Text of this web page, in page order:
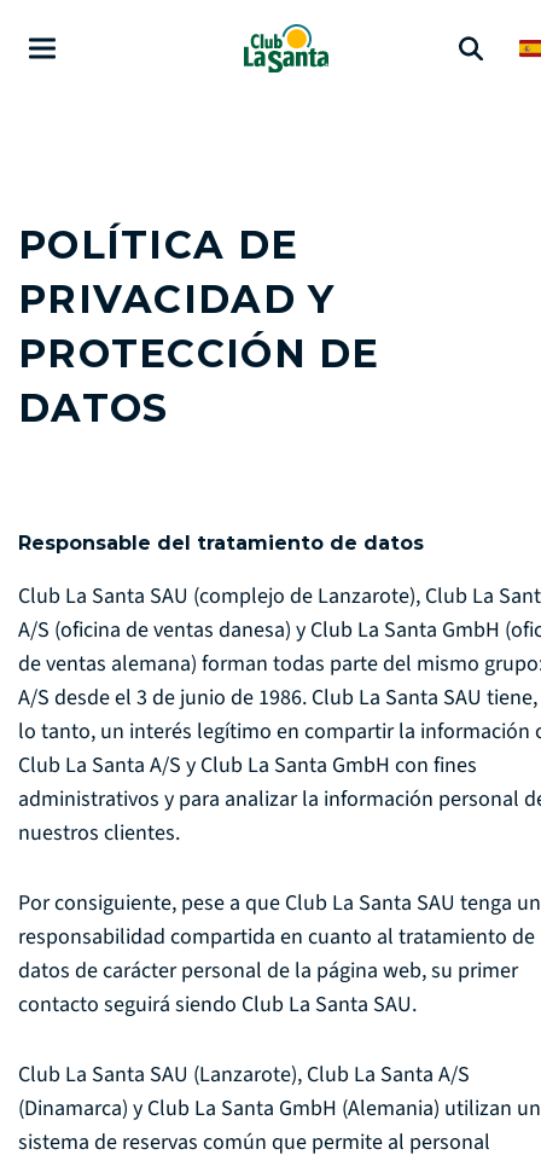
POLÍTICA DE
PRIVACIDAD Y
PROTECCIÓN DE
DATOS
Responsable del tratamiento de datos
Club La Santa SAU (complejo de Lanzarote), Club La
A/S (oficina de ventas danesa) y Club La Santa GmbH
de ventas alemana) forman todas parte del mismo
A/S desde el 3 de junio de 1986. Club La Santa SAU
lo tanto, un interés legítimo en compartir la información
Club La Santa A/S y Club La Santa GmbH con fines
administrativos y para analizar la información personal
nuestros clientes.
Por consiguiente, pese a que Club La Santa SAU tenga
responsabilidad compartida en cuanto al tratamiento de
datos de carácter personal de la página web, su primer
contacto seguirá siendo Club La Santa SAU.
Club La Santa SAU (Lanzarote), Club La Santa A/S
(Dinamarca) y Club La Santa GmbH (Alemania) utilizan un
sistema de reservas común que permite al personal